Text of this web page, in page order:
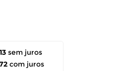
sem juros
com juros